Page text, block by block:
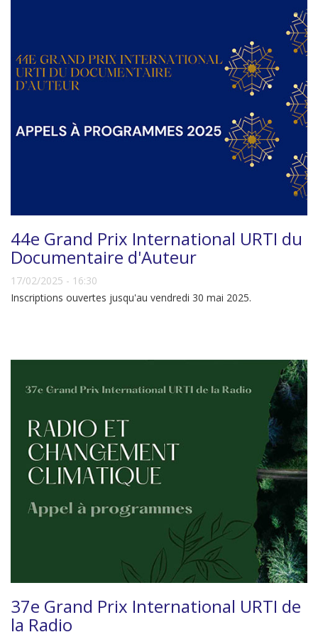
44e Grand Prix International URTI du
Documentaire d'Auteur
17/02/2025 - 16:30
Inscriptions ouvertes jusqu'au vendredi 30 mai 2025.
37e Grand Prix International URTI de
la Radio